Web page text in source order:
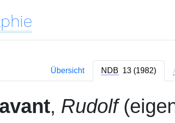
Übersicht NDB 13 (1982)
, Rudolf